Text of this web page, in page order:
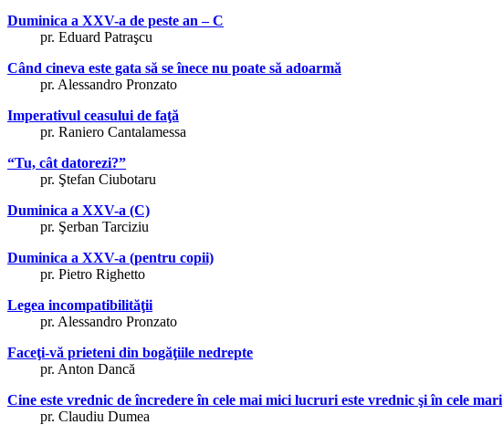
Duminica a XXV-a de peste an – C
pr. Eduard Patraşcu
Când cineva este gata să se înece nu poate să adoarmă
pr. Alessandro Pronzato
Imperativul ceasului de faţă
pr. Raniero Cantalamessa
“Tu, cât datorezi?”
pr. Ştefan Ciubotaru
Duminica a XXV-a (C)
pr. Şerban Tarciziu
Duminica a XXV-a (pentru copii)
pr. Pietro Righetto
Legea incompatibilităţii
pr. Alessandro Pronzato
Faceţi-vă prieteni din bogăţiile nedrepte
pr. Anton Dancă
Cine este vrednic de încredere în cele mai mici lucruri este vrednic şi în cele mari
pr. Claudiu Dumea